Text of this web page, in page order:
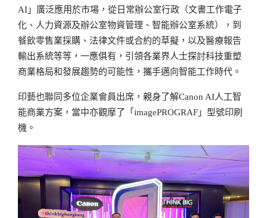
AI」廣泛應用於市場，從日常辦公室行政（文書工作電子
化、人力資源及辦公室物資管理、智能辦公室系統），到
餐飲零售業採購、法律文件或合約的草擬，以及醫療報告
輸出系統等等，一應俱有，引領各業界人士探討科技重塑
商業格局和發展趨勢的可能性，攜手邁向智能工作時代。
印藝也聯同多位企業會員出席，親身了解Canon AI人工智
能商業方案，當中亦觀摩了「imagePROGRAF」型號印刷
機。